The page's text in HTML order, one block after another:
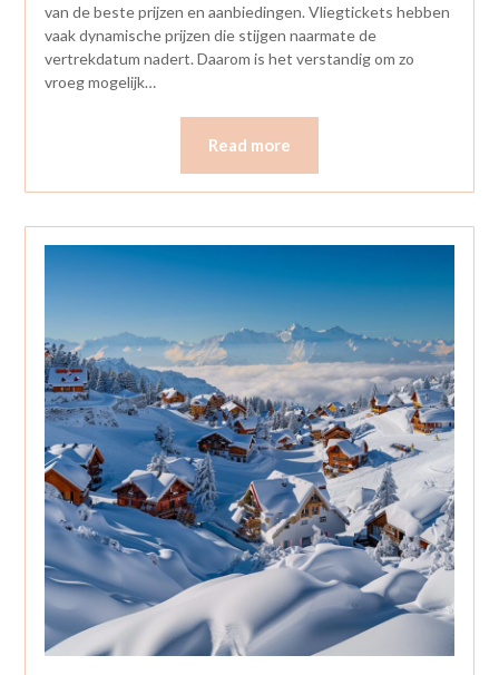
van de beste prijzen en aanbiedingen. Vliegtickets hebben
vaak dynamische prijzen die stijgen naarmate de
vertrekdatum nadert. Daarom is het verstandig om zo
vroeg mogelijk…
Read more